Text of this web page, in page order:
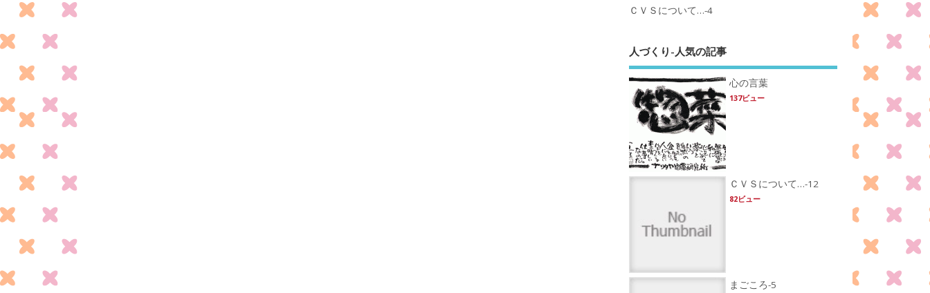
ＣＶＳについて…-4
人づくり-人気の記事
心の言葉
137ビュー
ＣＶＳについて…-12
82ビュー
まごころ-5